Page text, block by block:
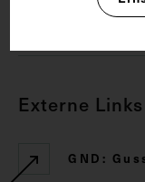
Externe Links
GND: